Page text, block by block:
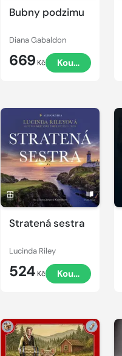
Bubny podzimu
Diana Gabaldon
669 Kč Koupit
Stratená sestra
Lucinda Riley
524 Kč Koupit
Přehrát
ukázku
Přehrát
ukázku